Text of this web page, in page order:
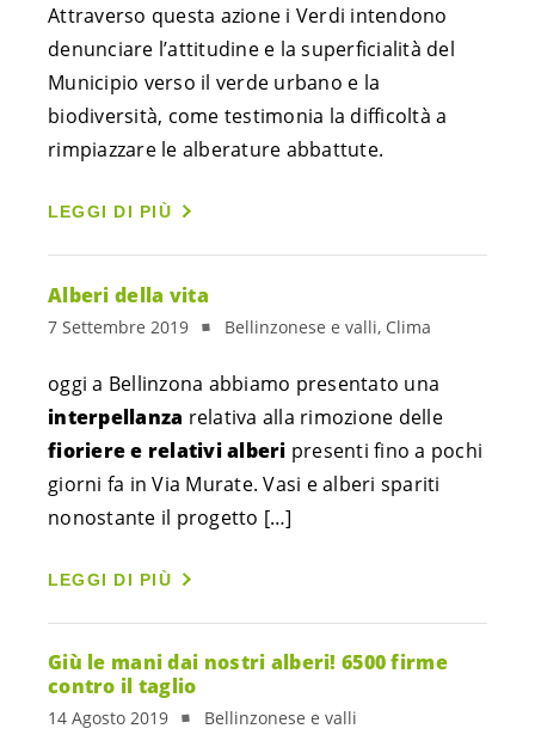
Attraverso questa azione i Verdi intendono
denunciare l’attitudine e la superficialità del
Municipio verso il verde urbano e la
biodiversità, come testimonia la difficoltà a
rimpiazzare le alberature abbattute.
LEGGI DI PIÙ
Alberi della vita
7 Settembre 2019 Bellinzonese e valli, Clima
interpellanza
relativa alla rimozione delle
fioriere e relativi alberi presenti fino a pochi
giorni fa in Via Murate. Vasi e alberi spariti
nonostante il progetto […]
LEGGI DI PIÙ
Giù le mani dai nostri alberi! 6500 firme
contro il taglio
14 Agosto 2019 Bellinzonese e valli